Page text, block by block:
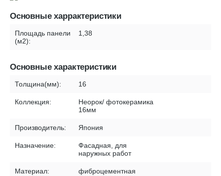
Основные харрактеристики
Площадь панели
(м2):
1,38
Основные характеристики
Толщина(мм): 16
Коллекция:
Неорок/ фотокерамика
16мм
Производитель: Япония
Назначение:
Фасадная, для
наружных работ
Материал: фиброцементная